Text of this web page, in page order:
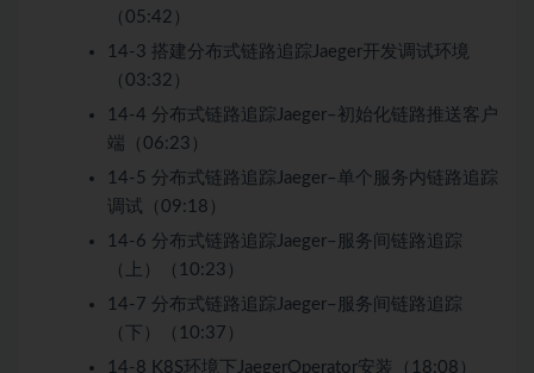
（05:42）
14-3 搭建分布式链路追踪Jaeger开发调试环境
（03:32）
14-4 分布式链路追踪Jaeger–初始化链路推送客户
端（06:23）
14-5 分布式链路追踪Jaeger–单个服务内链路追踪
调试（09:18）
14-6 分布式链路追踪Jaeger–服务间链路追踪
（上）（10:23）
14-7 分布式链路追踪Jaeger–服务间链路追踪
（下）（10:37）
14-8 K8S环境下JaegerOperator安装（18:08）